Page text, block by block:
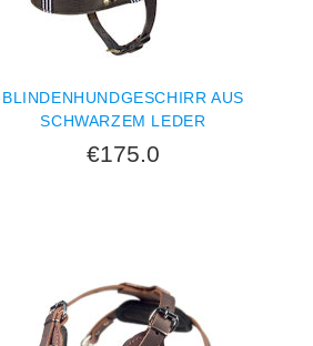
BLINDENHUNDGESCHIRR AUS
SCHWARZEM LEDER
€175.0